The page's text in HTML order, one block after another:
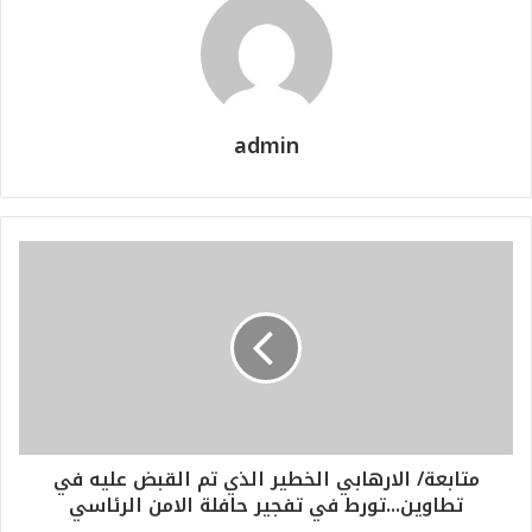
admin
متابعة/ الارهابي الخطير الذي تم القبض عليه في
تطاوين...تورط في تفجير حافلة الامن الرئاسي